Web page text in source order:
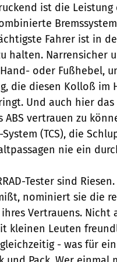
ist die Leistung
Fahrer ist in
halten. Narrensicher
oder Fußhebel,
die diesen Kolloß im
Und auch hier
vertrauen zu
(TCS), die
nie ein
Tester sind
nominiert sie die
Vertrauens.
kleinen Leuten
- was für